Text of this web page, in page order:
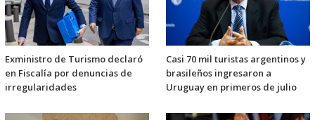
Exministro de Turismo declaró
en Fiscalía por denuncias de
irregularidades
Casi 70 mil turistas argentinos y
brasileños ingresaron a
Uruguay en primeros de julio